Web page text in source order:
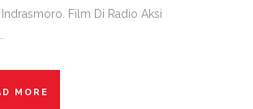
Indrasmoro. Film Di Radio Aksi
MORE